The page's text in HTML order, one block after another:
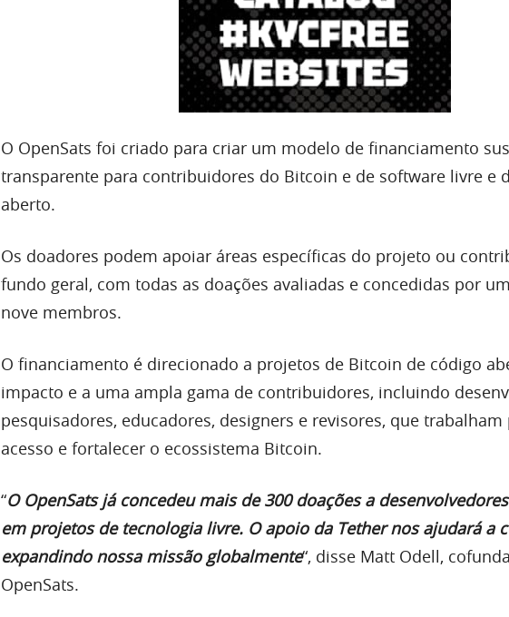
O OpenSats foi criado para criar um modelo de financiamento
transparente para contribuidores do Bitcoin e de software livre e
aberto.
Os doadores podem apoiar áreas específicas do projeto ou
fundo geral, com todas as doações avaliadas e concedidas por
nove membros.
O financiamento é direcionado a projetos de Bitcoin de código
impacto e a uma ampla gama de contribuidores, incluindo
pesquisadores, educadores, designers e revisores, que
acesso e fortalecer o ecossistema Bitcoin.
“O OpenSats já concedeu mais de 300 doações a
em projetos de tecnologia livre. O apoio da Tether nos ajudará a
expandindo nossa missão globalmente“, disse Matt Odell,
OpenSats.